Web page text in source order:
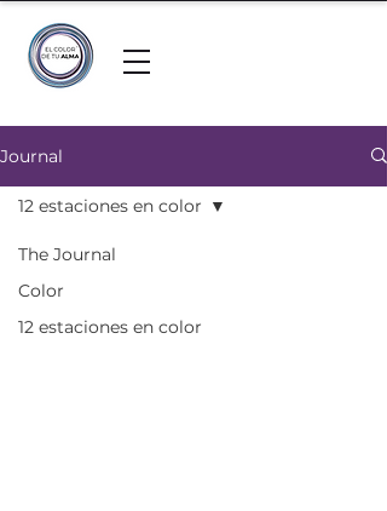
Journal
The Journal
Color
12 estaciones en color
12 estaciones en color